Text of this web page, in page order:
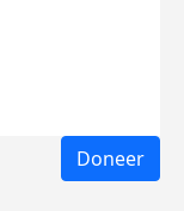
Doneer